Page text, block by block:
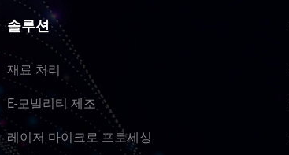
솔루션
재료 처리
E-모빌리티 제조
레이저 마이크로 프로세싱